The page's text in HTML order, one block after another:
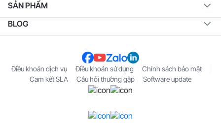
SẢN PHẨM
BLOG
Điều khoản dịch vụ Điều khoản sử dụng
Chính sách bảo mật
Cam kết SLA
Câu hỏi thường gặp Software update